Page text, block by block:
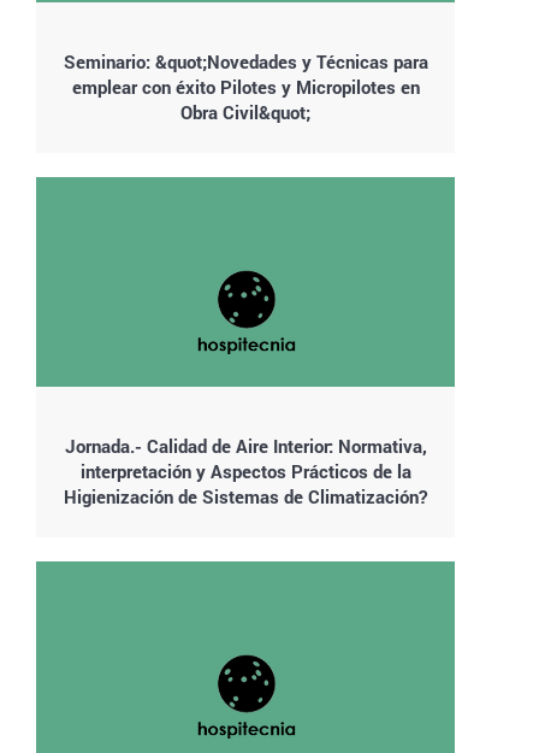
Seminario: &quot;Novedades y Técnicas para
emplear con éxito Pilotes y Micropilotes en
Obra Civil&quot;
Jornada.- Calidad de Aire Interior: Normativa,
interpretación y Aspectos Prácticos de la
Higienización de Sistemas de Climatización?